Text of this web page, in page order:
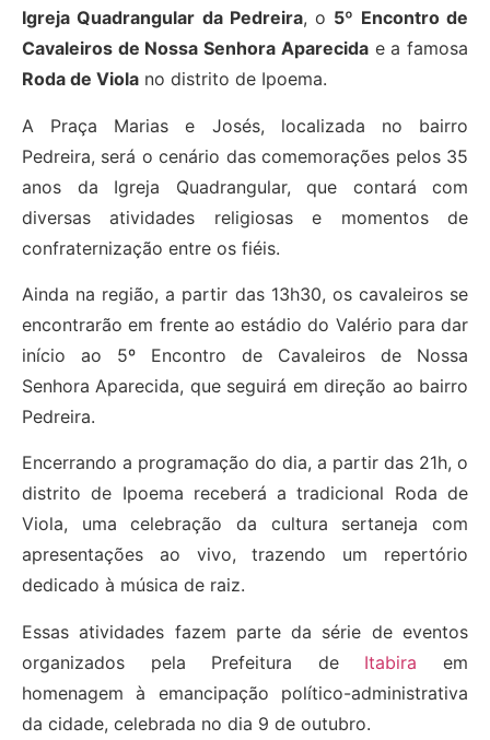
Igreja Quadrangular da Pedreira, o 5º Encontro de
Cavaleiros de Nossa Senhora Aparecidae a famosa
Roda de Viola no distrito de Ipoema.
A Praça Marias e Josés, localizada no bairro
Pedreira, será o cenário das comemorações pelos 35
anos da Igreja Quadrangular, que contará com
diversas atividades religiosas e momentos de
confraternização entre os fiéis.
Ainda na região, a partir das 13h30, os cavaleiros se
encontrarão em frente ao estádio do Valério para dar
início ao 5º Encontro de Cavaleiros de Nossa
Senhora Aparecida, que seguirá em direção ao bairro
Pedreira.
Encerrando a programação do dia, a partir das 21h, o
distrito de Ipoema receberá a tradicional Roda de
Viola, uma celebração da cultura sertaneja com
apresentações ao vivo, trazendo um repertório
dedicado à música de raiz.
Essas atividades fazem parte da série de eventos
organizados pela Prefeitura de Itabira em
homenagem à emancipação político-administrativa
da cidade, celebrada no dia 9 de outubro.